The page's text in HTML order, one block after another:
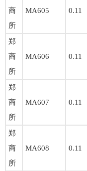
商
所
MA605 0.11
郑
商
所
MA606 0.11
郑
商
所
MA607 0.11
郑
商
所
MA608 0.11